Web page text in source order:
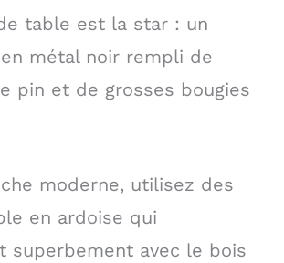
table est la star : un
métal noir rempli de
pin et de grosses bougies
moderne, utilisez des
en ardoise qui
superbement avec le bois